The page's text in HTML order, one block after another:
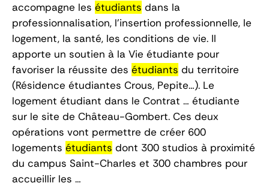
accompagne les étudiants dans la
professionnalisation, l’insertion professionnelle, le
logement, la santé, les conditions de vie. Il
apporte un soutien à la Vie étudiante pour
favoriser la réussite des étudiants du territoire
(Résidence étudiantes Crous, Pepite…). Le
logement étudiant dans le Contrat … étudiante
sur le site de Château-Gombert. Ces deux
opérations vont permettre de créer 600
logements étudiants dont 300 studios à proximité
du campus Saint-Charles et 300 chambres pour
accueillir les …